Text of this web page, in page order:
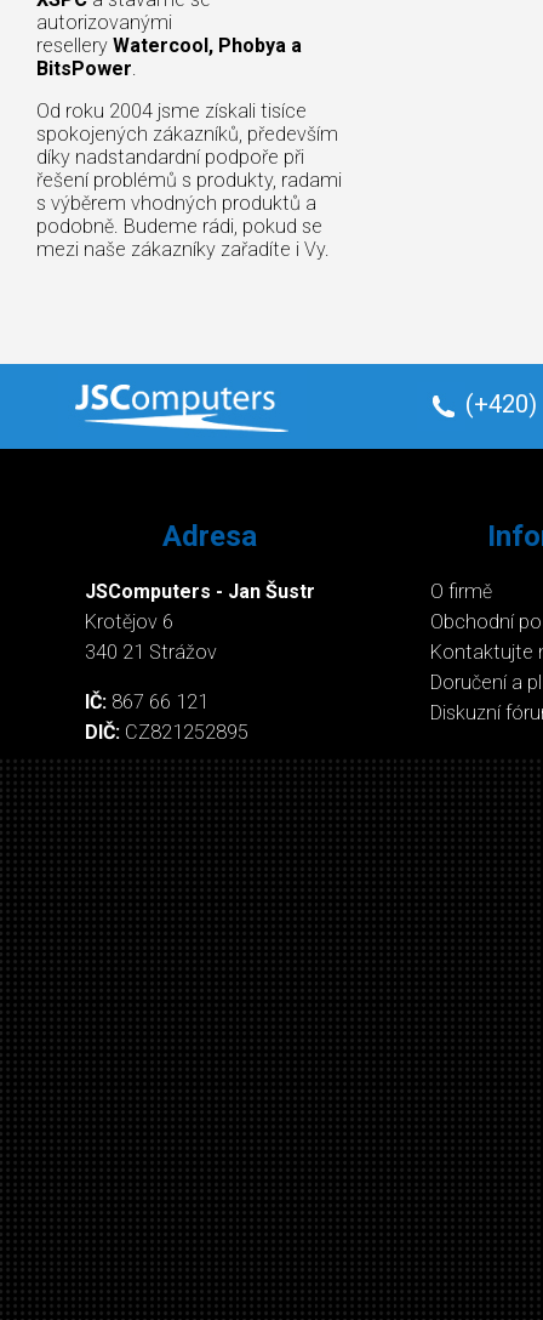
autorizovanými
resellery Watercool, Phobya a
BitsPower.
Od roku 2004 jsme získali tisíce
spokojených zákazníků, především
díky nadstandardní podpoře při
řešení problémů s produkty, radami
s výběrem vhodných produktů a
podobně. Budeme rádi, pokud se
mezi naše zákazníky zařadíte i Vy.
(+420)
Adresa
JSComputers - Jan Šustr
Krotějov 6
340 21 Strážov
IČ: 867 66 121
DIČ: CZ821252895
O firmě
Obchodní
Kontaktujte
Doručení a
Diskuzní